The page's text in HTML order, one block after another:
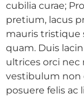
cubilia curae;
pretium, lacus
mauris tristique
quam. Duis
ultrices orci nec
vestibulum non
posuere felis ac